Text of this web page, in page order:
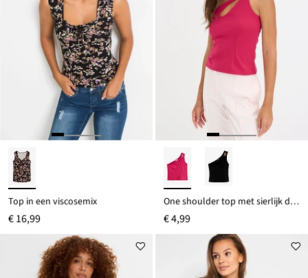
Top in een viscosemix
€ 16,99
One shoulder top met sierlijk detail
€ 4,99